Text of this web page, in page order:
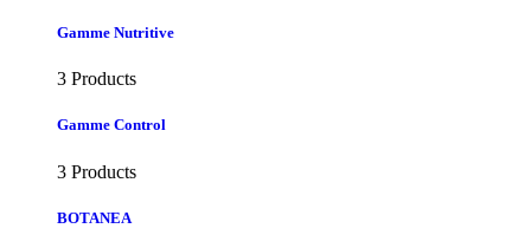
Gamme Nutritive
3 Products
Gamme Control
3 Products
BOTANEA